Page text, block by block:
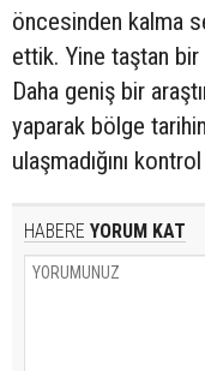
öncesinden kalma
ettik. Yine taştan bir
Daha geniş bir
yaparak bölge
ulaşmadığını
HABERE YORUM KAT